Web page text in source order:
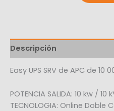
Descripción
Easy UPS SRV de APC de 10
POTENCIA SALIDA: 10 kw / 10
TECNOLOGIA: Online Doble